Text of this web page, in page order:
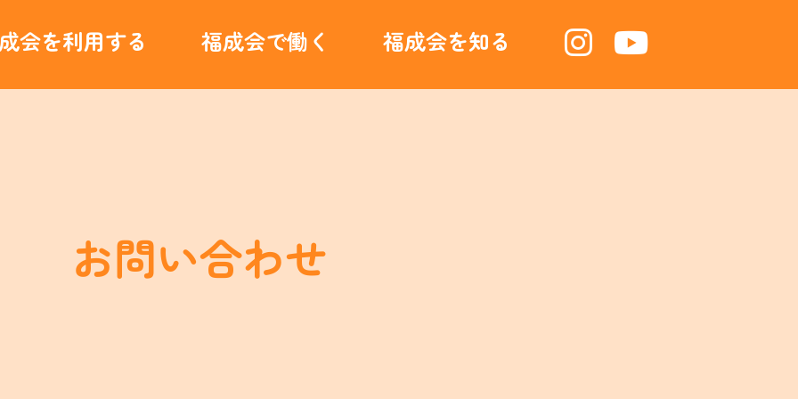
会を利用する 福成会で働く 福成会を知る
お問い合わせ